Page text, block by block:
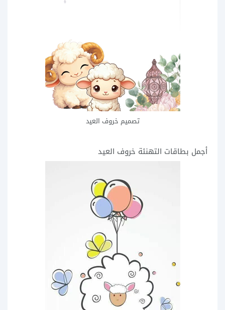
تصميم خروف العيد
أجمل بطاقات التهنئة خروف العيد